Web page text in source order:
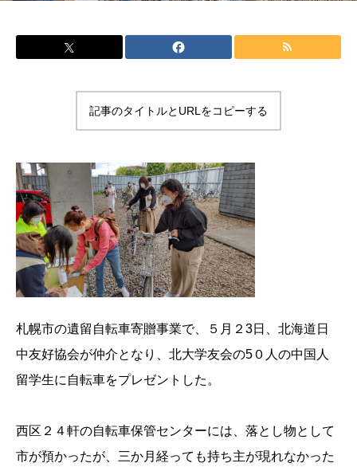
記事のタイトルとURLをコピーする
札幌市の遺留自転車寄贈事業で、５月２3日、北海道日
中友好協会が仲介となり、北大学友会の5０人の中国人
留学生に自転車をプレゼントした。
西区２４軒の自転車保管センターには、落とし物として
市が預かったが、三か月経っても持ち主が現れなかった